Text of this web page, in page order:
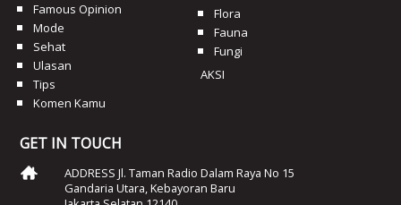
Famous Opinion
Mode
Sehat
Ulasan
Tips
Komen Kamu
Flora
Fauna
Fungi
AKSI
GET IN TOUCH
ADDRESS Jl. Taman Radio Dalam Raya No 15
Gandaria Utara, Kebayoran Baru